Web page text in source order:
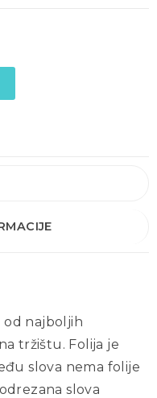
od najboljih
tržištu. Folija je
slova nema folije
slova